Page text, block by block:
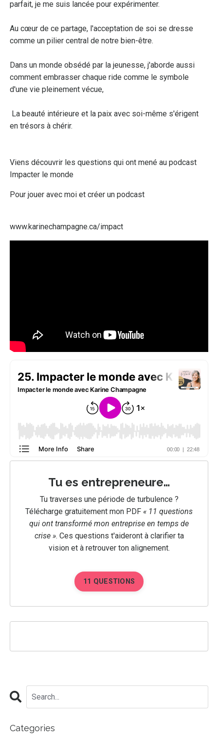
parfait, je me suis lancée pour expérimenter.
Au cœur de ce partage, l'acceptation de soi se dresse
comme un pilier central de notre bien-être.
Dans un monde obsédé par la jeunesse, j'aborde aussi
comment embrasser chaque ride comme le symbole
d'une vie pleinement vécue,
La beauté intérieure et la paix avec soi-même s'érigent
en trésors à chérir.
Viens découvrir les questions qui ont mené au podcast
Impacter le monde
Pour jouer avec moi et créer un podcast
www.karinechampagne.ca/impact
Tu es entrepreneure…
Tu traverses une période de turbulence ?
Télécharge gratuitement mon PDF « 11 questions
qui ont transformé mon entreprise en temps de
crise ». Ces questions t'aideront à clarifier ta
vision et à retrouver ton alignement.
11 QUESTIONS
Categories